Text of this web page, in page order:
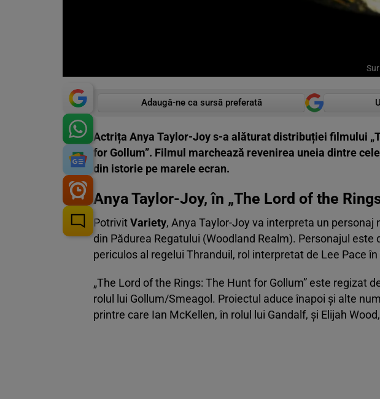
Adaugă-ne ca sursă preferată
Actrița Anya Taylor-Joy s-a alăturat distribuției filmului
for Gollum”. Filmul marchează revenirea uneia dintre
din istorie pe marele ecran.
Anya Taylor-Joy, în „The Lord of the
PotrivitVariety, Anya Taylor-Joy va interpreta un personaj
din Pădurea Regatului (Woodland Realm). Personajul este
periculos al regelui Thranduil, rol interpretat de Lee Pace în
„The Lord of the Rings: The Hunt for Gollum” este regizat
rolul lui Gollum/Smeagol. Proiectul aduce înapoi și alte
printre care Ian McKellen, în rolul lui Gandalf, și Elijah